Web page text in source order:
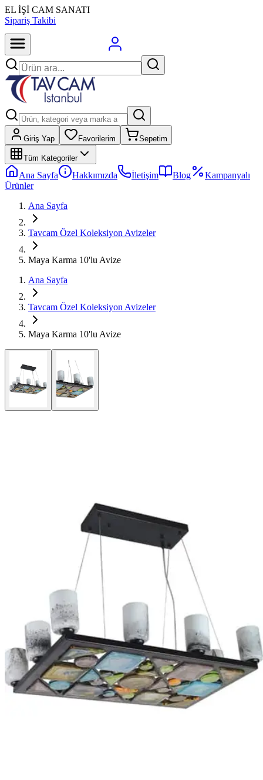
EL İŞİ CAM SANATI
Sipariş Takibi
Giriş Yap Favorilerim Sepetim
Tüm Kategoriler
Ana Sayfa Hakkımızda İletişim Blog
Kampanyalı
Ürünler
Ana Sayfa
Tavcam Özel Koleksiyon Avizeler
Maya Karma 10'lu Avize
Ana Sayfa
Tavcam Özel Koleksiyon Avizeler
Maya Karma 10'lu Avize